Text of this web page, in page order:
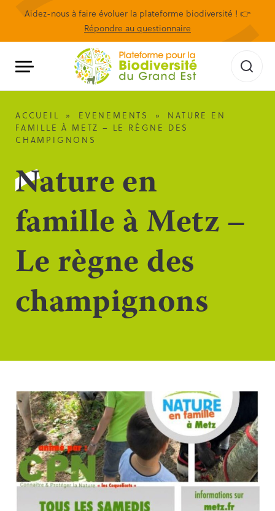
Aidez-nous à faire évoluer la plateforme biodiversité ! 👉
Répondre au questionnaire
ACCUEIL » EVENEMENTS »
NATURE EN
FAMILLE À METZ – LE RÈGNE DES
CHAMPIGNONS
Nature en
famille à Metz –
Le règne des
champignons